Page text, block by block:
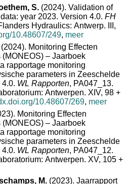
S. (2024). Validation of
year 2023. Version 4.0. FH
Hydraulics: Antwerp. III,
10.48607/249, meer
(2024). Monitoring Effecten
– Jaarboek
rapportage monitoring
parameters in Zeeschelde
WL Rapporten, PA047_13.
Antwerpen. XIV, 98 +
10.48607/269, meer
Monitoring Effecten
– Jaarboek
rapportage monitoring
parameters in Zeeschelde
WL Rapporten, PA047_12.
Antwerpen. XV, 105 +
M. (2023). Jaarrapport